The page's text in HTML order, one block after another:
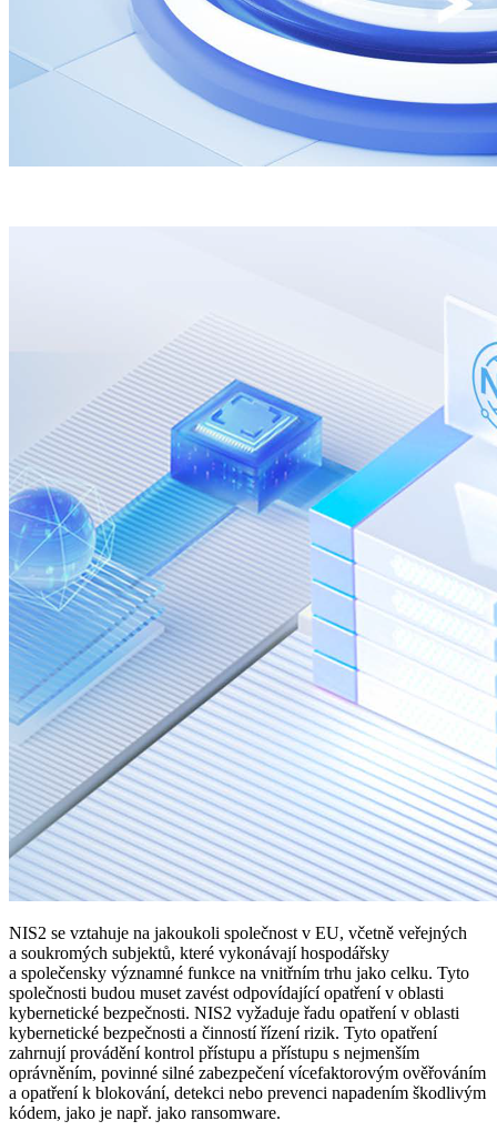
NIS2 se vztahuje na jakoukoli společnost v EU, včetně veřejných
a soukromých subjektů, které vykonávají hospodářsky
a společensky významné funkce na vnitřním trhu jako celku. Tyto
společnosti budou muset zavést odpovídající opatření v oblasti
kybernetické bezpečnosti. NIS2 vyžaduje řadu opatření v oblasti
kybernetické bezpečnosti a činností řízení rizik. Tyto opatření
zahrnují provádění kontrol přístupu a přístupu s nejmenším
oprávněním, povinné silné zabezpečení vícefaktorovým ověřováním
a opatření k blokování, detekci nebo prevenci napadením škodlivým
kódem, jako je např. jako ransomware.